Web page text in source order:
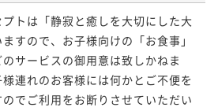
トは「静寂と癒しを大切にした大
すので、お子様向けの「お食事」
サービスの御用意は致しかねま
連れのお客様には何かとご不便を
でご利用をお断りさせていただい